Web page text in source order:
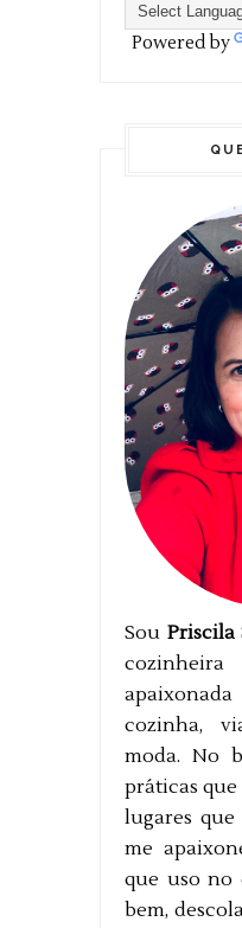
Powered by
Sou Priscila
cozinha,
moda. No
práticas que
lugares
me
que uso no
bem,